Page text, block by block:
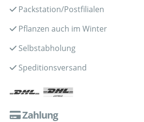
Packstation/Postfilialen
Pflanzen auch im Winter
Selbstabholung
Speditionsversand
Zahlung